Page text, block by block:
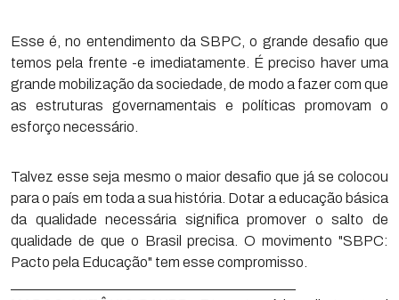
Esse é, no entendimento da SBPC, o grande desafio que
temos pela frente -e imediatamente. É preciso haver uma
grande mobilização da sociedade, de modo a fazer com que
as estruturas governamentais e políticas promovam o
esforço necessário.
Talvez esse seja mesmo o maior desafio que já se colocou
para o país em toda a sua história. Dotar a educação básica
da qualidade necessária significa promover o salto de
qualidade de que o Brasil precisa. O movimento "SBPC:
Pacto pela Educação" tem esse compromisso.